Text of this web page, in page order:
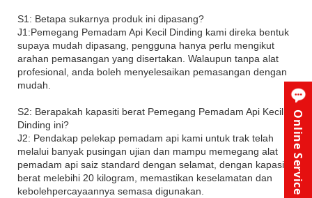
S1: Betapa sukarnya produk ini dipasang?
J1:Pemegang Pemadam Api Kecil Dinding kami direka bentuk
supaya mudah dipasang, pengguna hanya perlu mengikut
arahan pemasangan yang disertakan. Walaupun tanpa alat
profesional, anda boleh menyelesaikan pemasangan dengan
mudah.
S2: Berapakah kapasiti berat Pemegang Pemadam Api Kecil
Dinding ini?
J2: Pendakap pelekap pemadam api kami untuk trak telah
melalui banyak pusingan ujian dan mampu memegang alat
pemadam api saiz standard dengan selamat, dengan kapasiti
berat melebihi 20 kilogram, memastikan keselamatan dan
kebolehpercayaannya semasa digunakan.
Online Service